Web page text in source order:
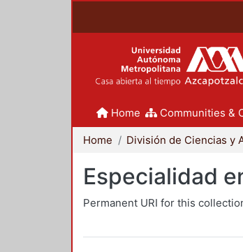
Home Communities &
Home
Especialidad
Permanent URI for this